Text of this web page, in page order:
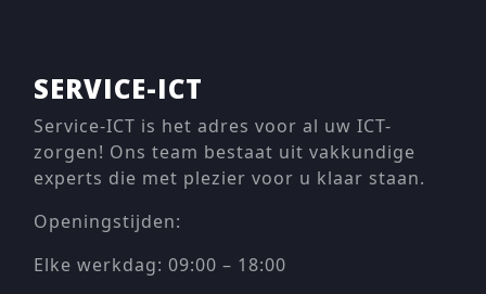
SERVICE-ICT
Service-ICT is het adres voor al uw ICT-
zorgen! Ons team bestaat uit vakkundige
experts die met plezier voor u klaar staan.
Openingstijden:
Elke werkdag: 09:00 – 18:00